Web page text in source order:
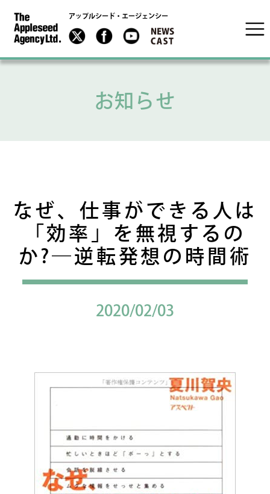
アップルシード・エージェンシー
お知らせ
なぜ、仕事ができる人は
「効率」を無視するの
か?―逆転発想の時間術
2020/02/03